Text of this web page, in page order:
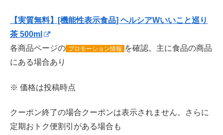
【実質無料】[機能性表示食品] ヘルシアWいいこと巡り
茶 500ml
各商品ページの プロモーション情報 を確認。主に食品の商品
にある場合あり
※ 価格は投稿時点
クーポン終了の場合クーポンは表示されません。さらに
定期おトク便割引がある場合も